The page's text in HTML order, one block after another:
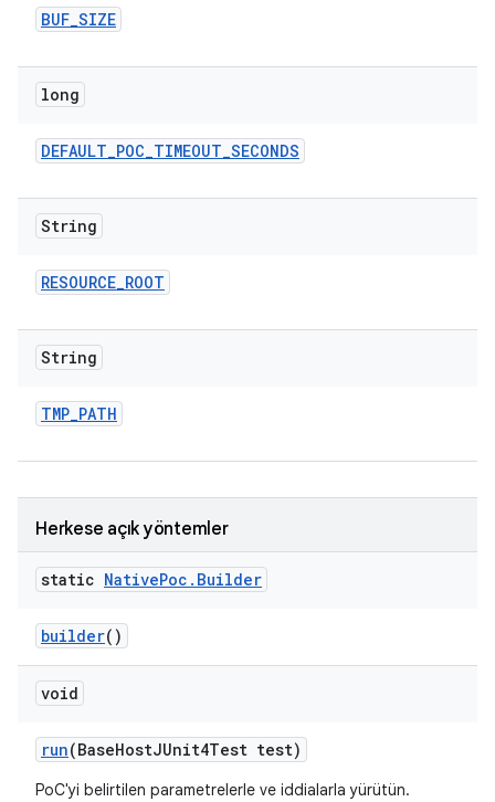
BUF_SIZE
long
DEFAULT_POC_TIMEOUT_SECONDS
String
RESOURCE_ROOT
String
TMP_PATH
Herkese açık yöntemler
static NativePoc . Builder
builder()
void
run(BaseHostJUnit4Test test)
PoC'yi belirtilen parametrelerle ve iddialarla yürütün.